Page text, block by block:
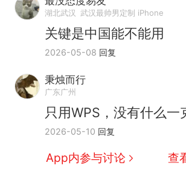
湖北武汉 武汉最帅男定制 iPhone
关键是中国能不能用
2026-05-08 回复
秉烛而行
广东广州
只用WPS，没有什么一
2026-05-10 回复
App内参与讨论 查
那个在床头放
因老师一句“跟我回
人生制裁瓜子饺子，
么？
费大厨“全国小炒肉